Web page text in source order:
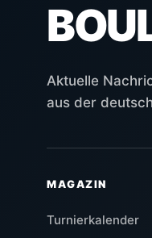
Aktuelle
aus der
MAGAZIN
Turnierkalender